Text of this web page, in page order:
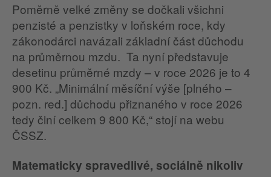
Poměrně velké změny se dočkali všichni
penzisté a penzistky v loňském roce, kdy
zákonodárci navázali základní část důchodu
na průměrnou mzdu. Ta nyní představuje
desetinu průměrné mzdy – v roce 2026 je to 4
900 Kč. „Minimální měsíční výše [plného –
pozn. red.] důchodu přiznaného v roce 2026
tedy činí celkem 9 800 Kč,“ stojí na webu
ČSSZ.
Matematicky spravedlivé, sociálně nikoliv